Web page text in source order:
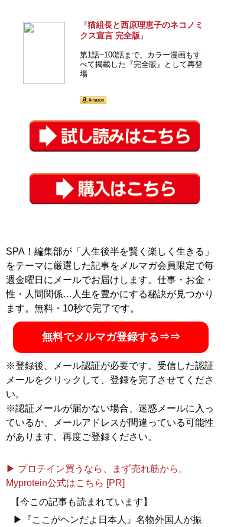
『猫組長と西原理恵子のネコノミ
クス宣言 完全版 』
第1話~100話まで、カラー漫画もす
べて掲載した『完全版』として再登
場
SPA！編集部が「人生後半を賢く楽しく生きる」
をテーマに厳選した記事をメルマガ会員限定で毎
週金曜日にメールでお届けします。仕事・お金・
性・人間関係…人生を豊かにする秘訣が見つかり
ます。無料・10秒で完了です。
無料でメルマガ登録する⇒⇒
※登録後、メール認証が必要です。受信した認証
メールをクリックして、登録を完了させてくださ
い。
※認証メールが届かない場合、迷惑メールに入っ
ているか、メールアドレスが間違っている可能性
があります。再度ご登録ください。
▶ プロテイン買うなら、まず売れ筋から。
Myprotein公式はこちら [PR]
【今この記事も読まれています】
▶『ここがヘンだよ日本人』名物外国人が振